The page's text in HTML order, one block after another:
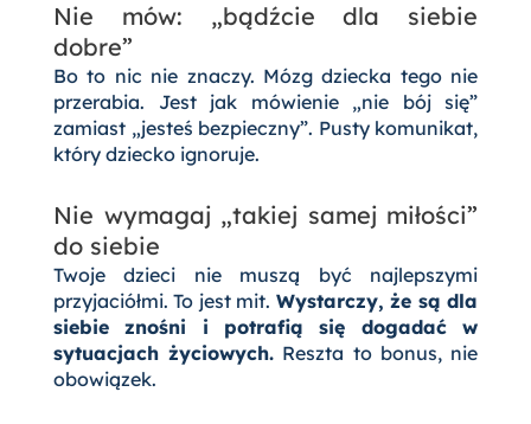
Nie mów: „bądźcie dla siebie
dobre”
Bo to nic nie znaczy. Mózg dziecka tego nie
przerabia. Jest jak mówienie „nie bój się”
zamiast „jesteś bezpieczny”. Pusty komunikat,
który dziecko ignoruje.
Nie wymagaj „takiej samej miłości”
do siebie
Twoje dzieci nie muszą być najlepszymi
przyjaciółmi. To jest mit. Wystarczy, że są dla
siebie znośni i potrafią się dogadać w
sytuacjach życiowych. Reszta to bonus, nie
obowiązek.